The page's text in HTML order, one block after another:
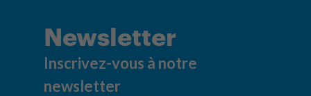
Newsletter
Inscrivez-vous à notre
newsletter